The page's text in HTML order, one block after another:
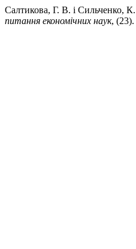
Салтикова, Г. В. і Сильченко,
питання економічних наук, (23).